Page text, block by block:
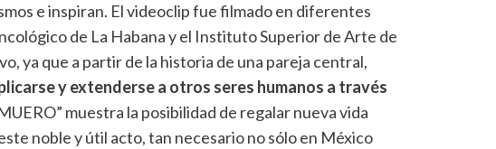
e inspiran. El videoclip fue filmado en diferentes
de La Habana y el Instituto Superior de Arte de
ya que a partir de la historia de una pareja central,
y extenderse a otros seres humanos a través
muestra la posibilidad de regalar nueva vida
noble y útil acto, tan necesario no sólo en México